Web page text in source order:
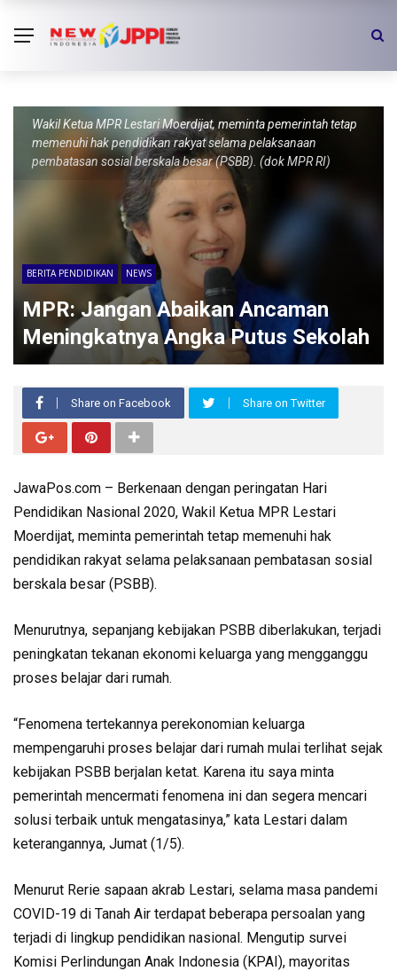
Wakil Ketua MPR Lestari Moerdijat, meminta pemerintah tetap
memenuhi hak pendidikan rakyat selama pelaksanaan
pembatasan sosial berskala besar (PSBB). (dok MPR RI)
BERITA PENDIDIKAN NEWS
MPR: Jangan Abaikan Ancaman
Meningkatnya Angka Putus Sekolah
Share on Facebook Share on Twitter
JawaPos.com – Berkenaan dengan peringatan Hari
Pendidikan Nasional 2020, Wakil Ketua MPR Lestari
Moerdijat, meminta pemerintah tetap memenuhi hak
pendidikan rakyat selama pelaksanaan pembatasan sosial
berskala besar (PSBB).
Menurutnya, sepanjang kebijakan PSBB diberlakukan, terjadi
peningkatan tekanan ekonomi keluarga yang mengganggu
proses belajar dari rumah.
“Fenomena tertekannya perekonomian keluarga
mempengaruhi proses belajar dari rumah mulai terlihat sejak
kebijakan PSBB berjalan ketat. Karena itu saya minta
pemerintah mencermati fenomena ini dan segera mencari
solusi terbaik untuk mengatasinya,” kata Lestari dalam
keterangannya, Jumat (1/5).
Menurut Rerie sapaan akrab Lestari, selama masa pandemi
COVID-19 di Tanah Air terdapat beberapa persoalan yang
terjadi di lingkup pendidikan nasional. Mengutip survei
Komisi Perlindungan Anak Indonesia (KPAI), mayoritas